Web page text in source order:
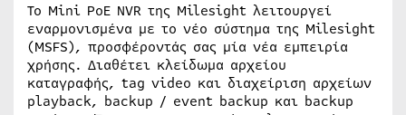
Το Mini PoE NVR της Milesight λειτουργεί
εναρμονισμένα με το νέο σύστημα της Milesight
(MSFS), προσφέροντάς σας μία νέα εμπειρία
χρήσης. Διαθέτει κλείδωμα αρχείου
καταγραφής, tag video και διαχείριση αρχείων
playback, backup / event backup και backup